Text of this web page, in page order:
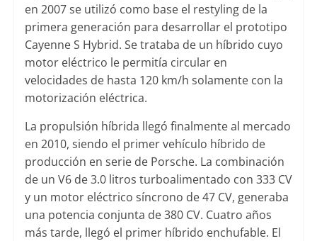
en 2007 se utilizó como base el restyling de la
primera generación para desarrollar el prototipo
Cayenne S Hybrid. Se trataba de un híbrido cuyo
motor eléctrico le permitía circular en
velocidades de hasta 120 km/h solamente con la
motorización eléctrica.
La propulsión híbrida llegó finalmente al mercado
en 2010, siendo el primer vehículo híbrido de
producción en serie de Porsche. La combinación
de un V6 de 3.0 litros turboalimentado con 333 CV
y un motor eléctrico síncrono de 47 CV, generaba
una potencia conjunta de 380 CV. Cuatro años
más tarde, llegó el primer híbrido enchufable. El